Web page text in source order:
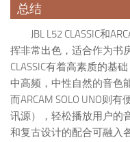
总结
JBL L52 CLASSIC和
挥非常出色，适合作为书
CLASSIC有着高素质的基
中高频，中性自然的音色
而ARCAM SOLO UNO则
讯源），轻松播放用户的
和复古设计的配合可融入